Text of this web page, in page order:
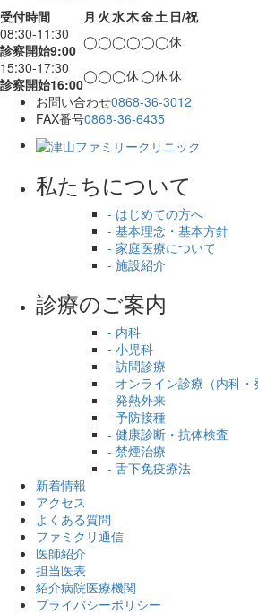
受付時間
月 火水木金土 日/祝
08:30-11:30
診察開始9:00 ◯◯◯◯◯◯休
15:30-17:30
診察開始16:00◯◯◯休◯休休
お問い合わせ0868-36-3012
FAX番号0868-36-6435
私たちについて
- はじめての方へ
- 基本理念・基本方針
- 家庭医療について
- 施設紹介
診療のご案内
- 内科
- 小児科
- 訪問診療
- オンライン診療（内科・
- 発熱外来
- 予防接種
- 健康診断・抗体検査
- 禁煙治療
- 舌下免疫療法
新着情報
アクセス
よくある質問
ファミクリ通信
医師紹介
担当医表
紹介病院医療機関
プライバシーポリシー